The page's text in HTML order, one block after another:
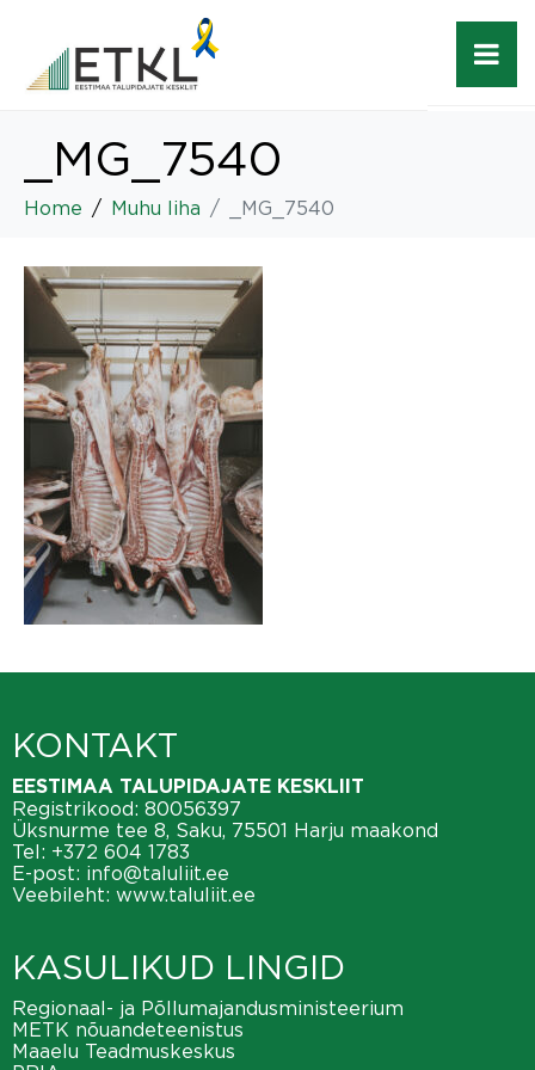
_MG_7540
Home Muhu liha _MG_7540
KONTAKT
EESTIMAA TALUPIDAJATE KESKLIIT
Registrikood: 80056397
Üksnurme tee 8, Saku, 75501 Harju maakond
Tel: +372 604 1783
E-post: info@taluliit.ee
Veebileht: www.taluliit.ee
KASULIKUD LINGID
Regionaal- ja Põllumajandusministeerium
METK nõuandeteenistus
Maaelu Teadmuskeskus